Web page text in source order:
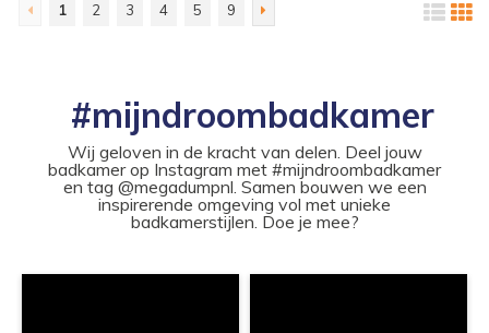
1 2 3 4 5 9
#mijndroombadkamer
Wij geloven in de kracht van delen. Deel jouw
badkamer op Instagram met #mijndroombadkamer
en tag @megadumpnl. Samen bouwen we een
inspirerende omgeving vol met unieke
badkamerstijlen. Doe je mee?